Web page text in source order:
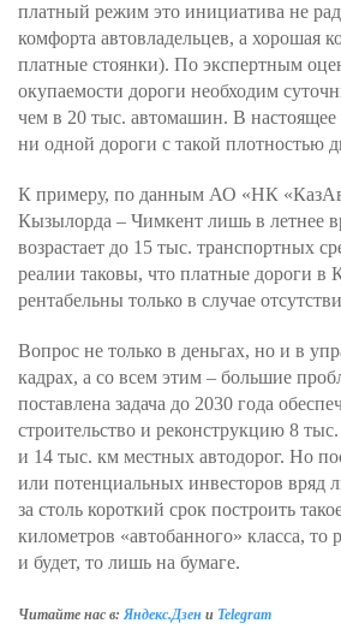
платный режим это инициатива не
комфорта автовладельцев, а хорошая
платные стоянки). По экспертным
окупаемости дороги необходим
чем в 20 тыс. автомашин. В настоящее
ни одной дороги с такой плотностью
К примеру, по данным АО «НК
Кызылорда – Чимкент лишь в летнее
возрастает до 15 тыс. транспортных
реалии таковы, что платные дороги в
рентабельны только в случае
Вопрос не только в деньгах, но и в
кадрах, а со всем этим – большие
поставлена задача до 2030 года
строительство и реконструкцию 8
и 14 тыс. км местных автодорог. Но
или потенциальных инвесторов вряд
за столь короткий срок построить
километров «автобанного» класса, то
и будет, то лишь на бумаге.
Читайте нас в:Яндекс.Дзен и Telegram